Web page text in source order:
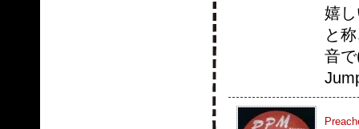
嬉
と
音